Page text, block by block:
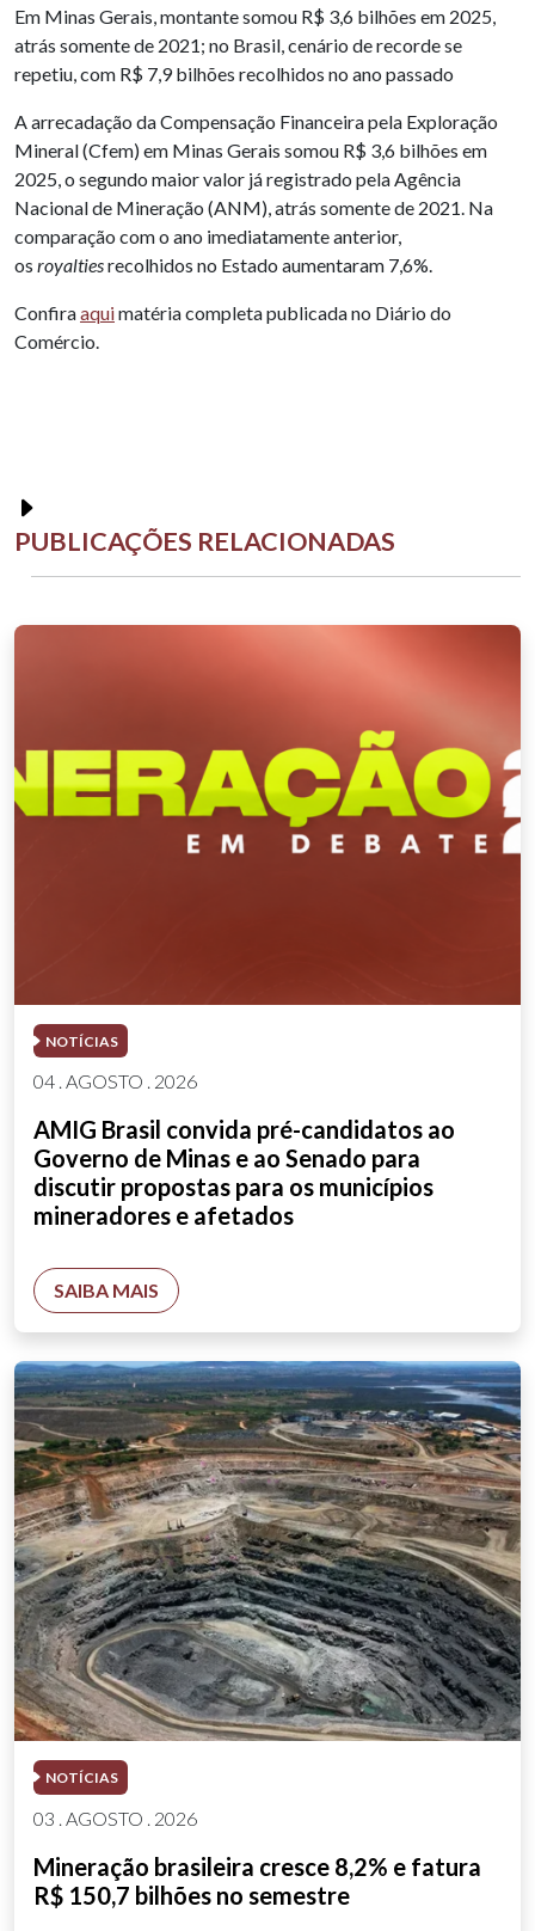
Em Minas Gerais, montante somou R$ 3,6 bilhões em 2025,
atrás somente de 2021; no Brasil, cenário de recorde se
repetiu, com R$ 7,9 bilhões recolhidos no ano passado
A arrecadação da Compensação Financeira pela Exploração
Mineral (Cfem) em Minas Gerais somou R$ 3,6 bilhões em
2025, o segundo maior valor já registrado pela Agência
Nacional de Mineração (ANM), atrás somente de 2021. Na
comparação com o ano imediatamente anterior,
os royaltiesrecolhidos no Estado aumentaram 7,6%.
Confiraaquimatéria completa publicada no Diário do
Comércio.
PUBLICAÇÕES RELACIONADAS
NOTÍCIAS
04 . AGOSTO . 2026
AMIG Brasil convida pré-candidatos ao
Governo de Minas e ao Senado para
discutir propostas para os municípios
mineradores e afetados
SAIBA MAIS
NOTÍCIAS
03 . AGOSTO . 2026
Mineração brasileira cresce 8,2% e fatura
R$ 150,7 bilhões no semestre